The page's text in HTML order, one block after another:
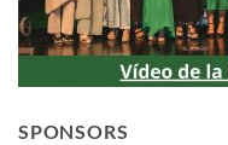
SPONSORS